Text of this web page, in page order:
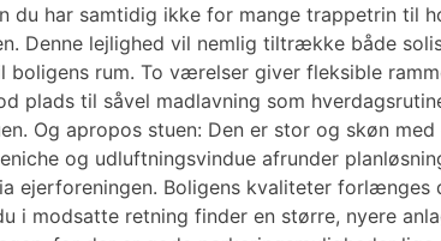
har samtidig ikke for mange trappetrin til
Denne lejlighed vil nemlig tiltrække både
rum. To værelser giver fleksible
til såvel madlavning som
Og apropos stuen: Den er stor og skøn
og udluftningsvindue afrunder
Boligens kvaliteter forlænges
i modsatte retning finder en større, nyere